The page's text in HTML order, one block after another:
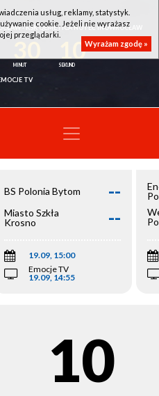
- KSK QEMETICA NOTEĆ INOWROCŁAW
09
TV
BS Polonia Bytom --
Miasto Szkła
Krosno
--
19.09, 15:00
Emocje TV
19.09, 14:55
10
usług, reklamy, statystyk.
cookie. Jeżeli nie wyrażasz
przeglądarki.
Wyrażam zgodę »